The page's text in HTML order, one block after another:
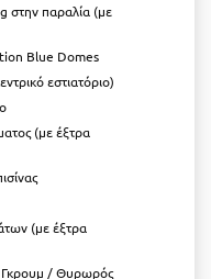
στην παραλία (με
Blue Domes
εστιατόριο)
(με έξτρα
(με έξτρα
Γκρουμ / Θυρωρός